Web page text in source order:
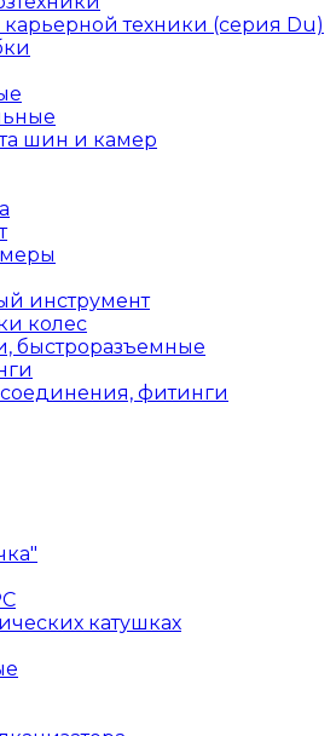
техники (серия Du)
шин и камер
инструмент
колес
быстроразъемные
фитинги
катушках